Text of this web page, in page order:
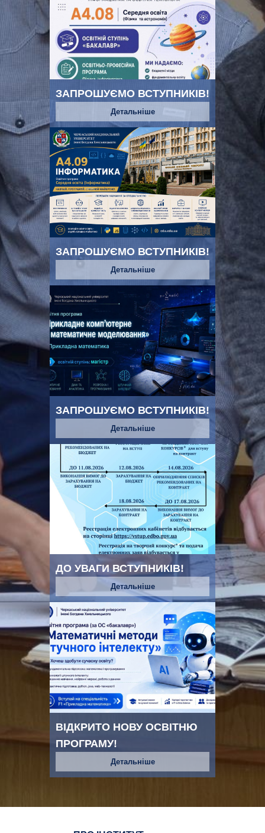
ЗАПРОШУЄМО ВСТУПНИКІВ!
Детальніше
ЗАПРОШУЄМО ВСТУПНИКІВ!
Детальніше
ЗАПРОШУЄМО ВСТУПНИКІВ!
Детальніше
ДО УВАГИ ВСТУПНИКІВ!
Детальніше
ВІДКРИТО НОВУ ОСВІТНЮ
ПРОГРАМУ!
Детальніше